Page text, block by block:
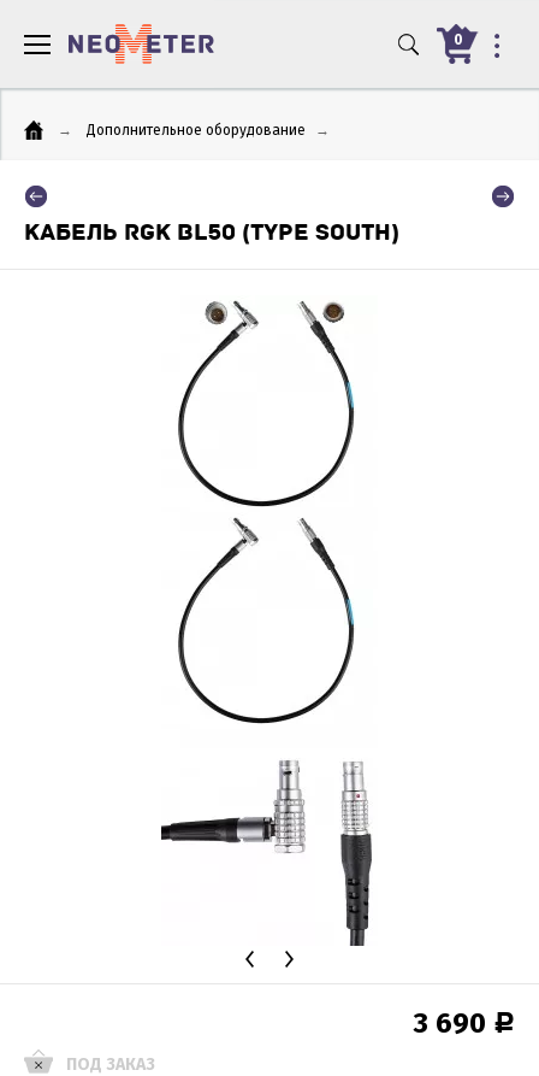
0
→ Дополнительное оборудование →
КАБЕЛЬ RGK BL50 (TYPE SOUTH)
3 690 Р
ПОД ЗАКАЗ